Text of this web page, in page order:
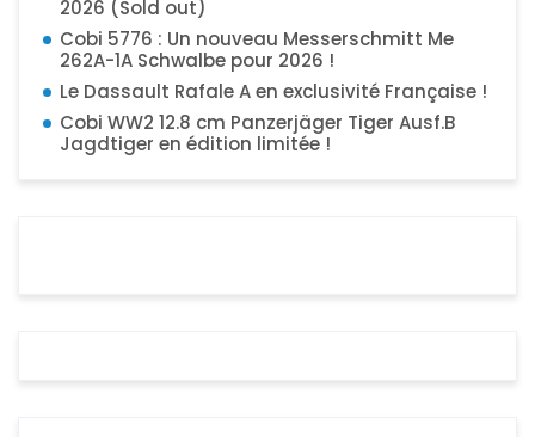
2026 (Sold out)
Cobi 5776 : Un nouveau Messerschmitt Me
262A-1A Schwalbe pour 2026 !
Le Dassault Rafale A en exclusivité Française !
Cobi WW2 12.8 cm Panzerjäger Tiger Ausf.B
Jagdtiger en édition limitée !